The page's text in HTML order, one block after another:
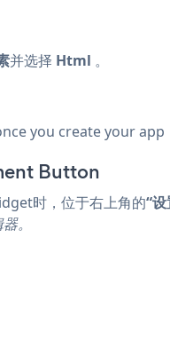
并选择 Html 。
you create your app
Button
时，位于右上角的“
。